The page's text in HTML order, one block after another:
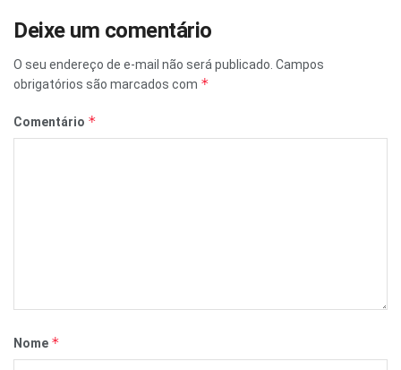
Deixe um comentário
O seu endereço de e-mail não será publicado. Campos
obrigatórios são marcados com *
Comentário *
Nome *